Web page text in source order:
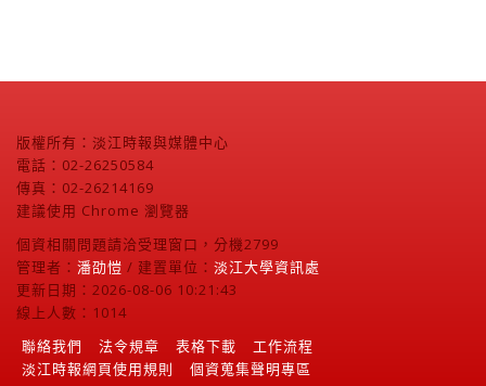
版權所有：淡江時報與媒體中心
電話：02-26250584
傳真：02-26214169
建議使用 Chrome 瀏覽器
個資相關問題請洽受理窗口，分機2799
管理者： 潘劭愷 / 建置單位： 淡江大學資訊處
更新日期：2026-08-06 10:21:43
線上人數：1014
聯絡我們
法令規章 表格下載
工作流程
淡江時報網頁使用規則
個資蒐集聲明專區